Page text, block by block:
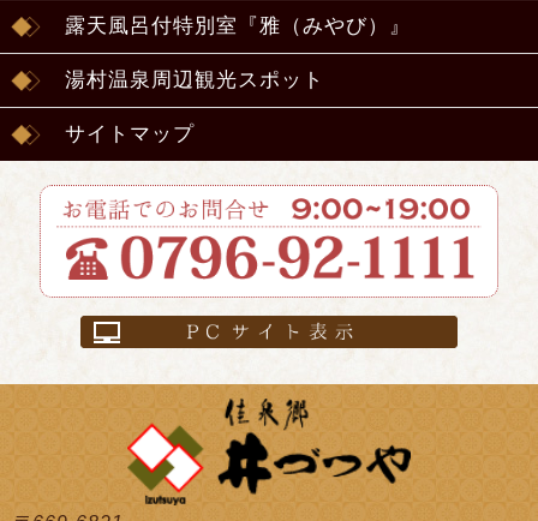
露天風呂付特別室『雅（みやび）』
湯村温泉周辺観光スポット
サイトマップ